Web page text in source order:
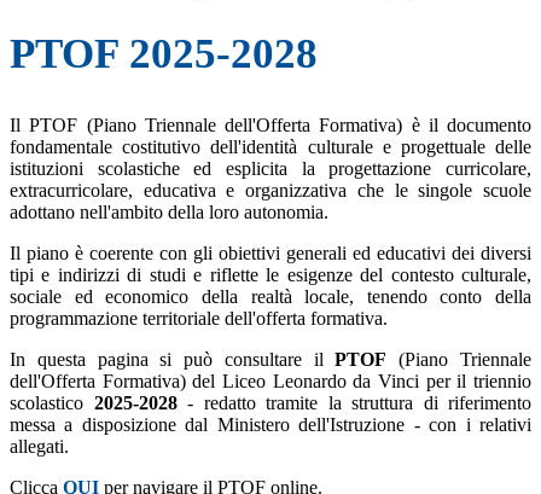
PTOF 2025-2028
Il PTOF (Piano Triennale dell'Offerta Formativa) è il documento
fondamentale costitutivo dell'identità culturale e progettuale delle
istituzioni scolastiche ed esplicita la progettazione curricolare,
extracurricolare, educativa e organizzativa che le singole scuole
adottano nell'ambito della loro autonomia.
Il piano è coerente con gli obiettivi generali ed educativi dei diversi
tipi e indirizzi di studi e riflette le esigenze del contesto culturale,
sociale ed economico della realtà locale, tenendo conto della
programmazione territoriale dell'offerta formativa.
In questa pagina si può consultare ilPTOF (Piano Triennale
dell'Offerta Formativa) del Liceo Leonardo da Vinci per il triennio
scolastico 2025-2028- redatto tramite la struttura di riferimento
messa a disposizione dal Ministero dell'Istruzione - con i relativi
allegati.
Clicca QUI per navigare il PTOF online.